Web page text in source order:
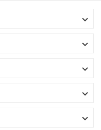




